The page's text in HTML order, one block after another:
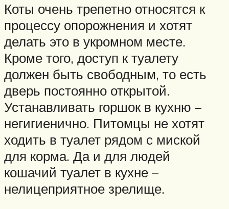
Коты очень трепетно относятся к
процессу опорожнения и хотят
делать это в укромном месте.
Кроме того, доступ к туалету
должен быть свободным, то есть
дверь постоянно открытой.
Устанавливать горшок в кухню –
негигиенично. Питомцы не хотят
ходить в туалет рядом с миской
для корма. Да и для людей
кошачий туалет в кухне –
нелицеприятное зрелище.